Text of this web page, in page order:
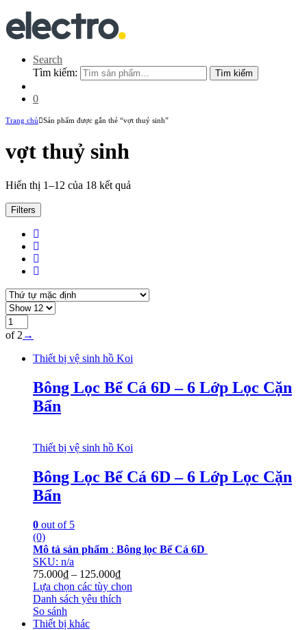
Search
Tìm kiếm:
Tìm kiếm
0
Trang chủ Sản phẩm được gắn thẻ “vợt thuỷ sinh”
vợt thuỷ sinh
Hiển thị 1–12 của 18 kết quả
Filters
of 2 →
Thiết bị vệ sinh hồ Koi
Bông Lọc Bể Cá 6D – 6 Lớp Lọc Cặn
Bẩn
Thiết bị vệ sinh hồ Koi
Bông Lọc Bể Cá 6D – 6 Lớp Lọc Cặn
Bẩn
0 out of 5
(0)
Mô tả sản phẩm : Bông lọc Bể Cá 6D
SKU: n/a
75.000₫ – 125.000₫
Lựa chọn các tùy chọn
Danh sách yêu thích
So sánh
Thiết bị khác